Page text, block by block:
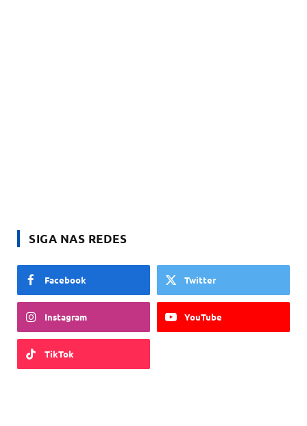
SIGA NAS REDES
Facebook Twitter
Instagram YouTube
TikTok